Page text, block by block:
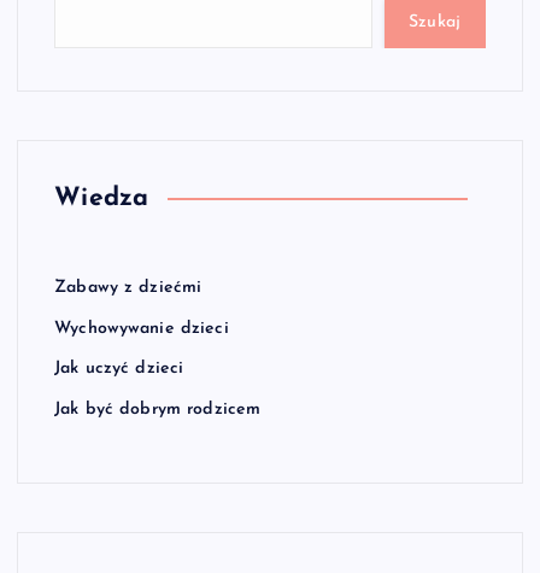
Szukaj
Wiedza
Zabawy z dziećmi
Wychowywanie dzieci
Jak uczyć dzieci
Jak być dobrym rodzicem